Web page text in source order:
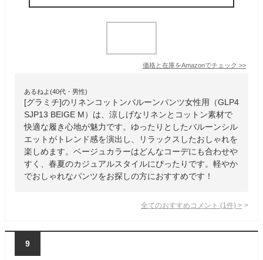
価格と在庫をAmazonでチェック >>
あるねよ(40代・男性)
[グラミチ]のリネンコットンバルーンパンツ女性用（GLP4
SJP13 BEIGE M）は、涼しげなリネンとコットン素材で
快適な履き心地が魅力です。ゆったりとしたバルーンシル
エットがトレンド感を演出し、リラックスしたおしゃれを
楽しめます。ベージュカラーはどんなコーデにも合わせや
すく、春夏のカジュアルスタイルにぴったりです。軽やか
でおしゃれなパンツをお探しの方におすすめです！
全てのおすすめコメント (1 件) >
9